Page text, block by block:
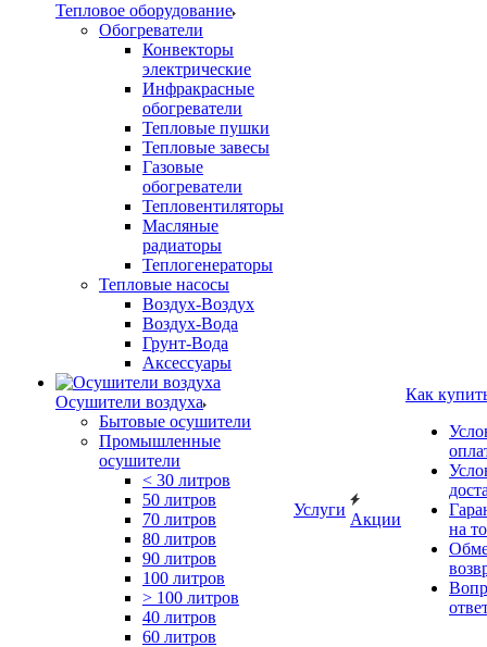
Тепловое оборудование
Обогреватели
Конвекторы
электрические
Инфракрасные
обогреватели
Тепловые пушки
Тепловые завесы
Газовые
обогреватели
Тепловентиляторы
Масляные
радиаторы
Теплогенераторы
Тепловые насосы
Воздух-Воздух
Воздух-Вода
Грунт-Вода
Аксессуары
Осушители воздуха
Бытовые осушители
Промышленные
осушители
< 30 литров
50 литров
70 литров
80 литров
90 литров
100 литров
> 100 литров
40 литров
60 литров
Услуги
Акции
Как
на